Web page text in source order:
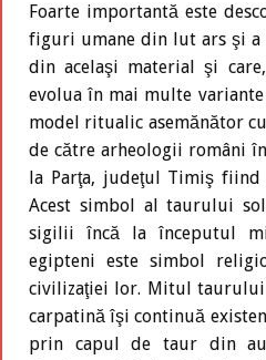
Foarte importantă este
figuri umane din lut ars şi
din acelaşi material şi
evolua în mai multe
model ritualic asemănător
de către arheologii români
la Parţa, judeţul Timiş
Acest simbol al taurului
sigilii încă la începutul
egipteni este simbol
civilizaţiei lor. Mitul
carpatină îşi continuă
prin capul de taur din